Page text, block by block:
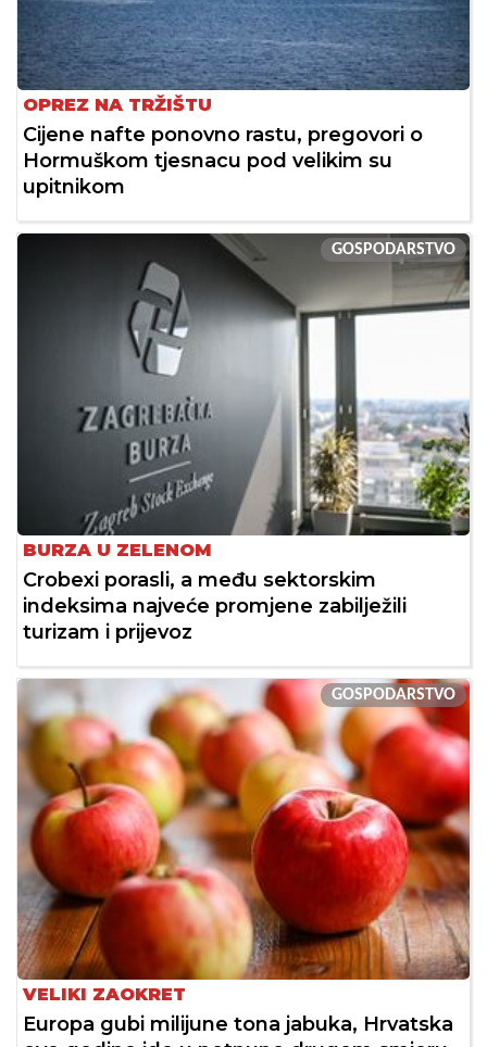
OPREZ NA TRŽIŠTU
Cijene nafte ponovno rastu, pregovori o
Hormuškom tjesnacu pod velikim su
upitnikom
GOSPODARSTVO
BURZA U ZELENOM
Crobexi porasli, a među sektorskim
indeksima najveće promjene zabilježili
turizam i prijevoz
GOSPODARSTVO
VELIKI ZAOKRET
Europa gubi milijune tona jabuka, Hrvatska